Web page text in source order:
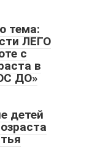
тема:
ЛЕГО
с
в
ДО»
детей